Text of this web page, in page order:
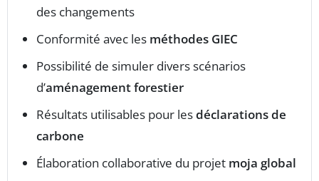
des changements
Conformité avec les méthodes GIEC
Possibilité de simuler divers scénarios
d’aménagement forestier
Résultats utilisables pour lesdéclarations de
carbone
Élaboration collaborative du projet moja global